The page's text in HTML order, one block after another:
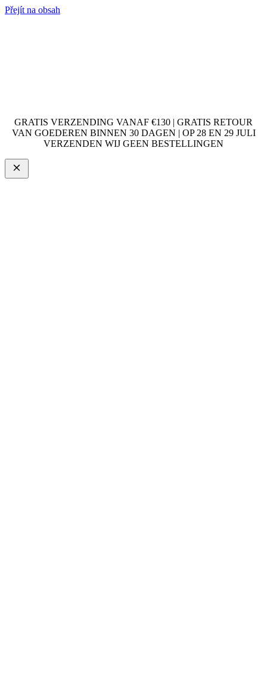
Přejít na obsah
GRATIS VERZENDING VANAF €130 | GRATIS RETOUR
VAN GOEDEREN BINNEN 30 DAGEN | OP 28 EN 29 JULI
VERZENDEN WIJ GEEN BESTELLINGEN